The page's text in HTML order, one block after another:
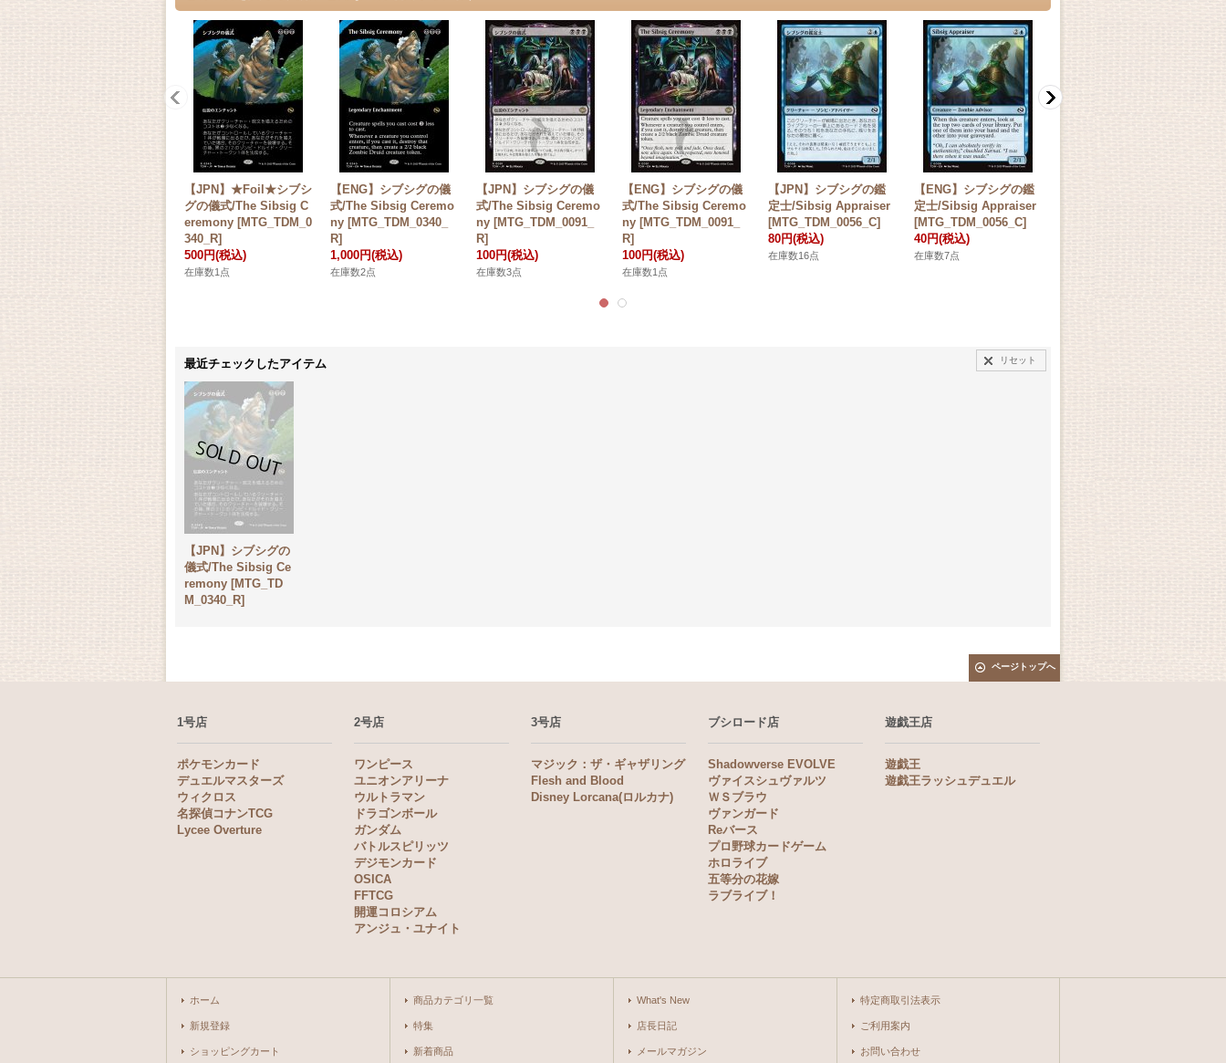
【JPN】★Foil★シブシ
グの儀式/The Sibsig C
eremony [MTG_TDM_0
340_R]
500円(税込)
在庫数1点
【ENG】シブシグの儀
式/The Sibsig Ceremo
ny [MTG_TDM_0340_
R]
1,000円(税込)
在庫数2点
【JPN】シブシグの儀
式/The Sibsig Ceremo
ny [MTG_TDM_0091_
R]
100円(税込)
在庫数3点
【ENG】シブシグの儀
式/The Sibsig Ceremo
ny [MTG_TDM_0091_
R]
100円(税込)
在庫数1点
【JPN】シブシグの鑑
定士/Sibsig Appraiser
[MTG_TDM_0056_C]
80円(税込)
在庫数16点
【ENG】シブシグの鑑
定士/Sibsig Appraiser
[MTG_TDM_0056_C]
40円(税込)
在庫数7点 在
最近チェックしたアイテム リセット
【JPN】シブシグの
儀式/The Sibsig Ce
remony [MTG_TD
M_0340_R]
ページトップへ
1号店
ポケモンカード
デュエルマスターズ
ウィクロス
名探偵コナンTCG
Lycee Overture
2号店
ワンピース
ユニオンアリーナ
ウルトラマン
ドラゴンボール
ガンダム
バトルスピリッツ
デジモンカード
OSICA
FFTCG
開運コロシアム
アンジュ・ユナイト
3号店
マジック：ザ・ギャザリング
Flesh and Blood
Disney Lorcana(ロルカナ)
ブシロード店
Shadowverse EVOLVE
ヴァイスシュヴァルツ
ＷＳブラウ
ヴァンガード
Reバース
プロ野球カードゲーム
ホロライブ
五等分の花嫁
ラブライブ！
遊戯王店
遊戯王
遊戯王ラッシュデュエル
ホーム
新規登録
ショッピングカート
商品カテゴリ一覧
特集
新着商品
What's New
店長日記
メールマガジン
特定商取引法表示
ご利用案内
お問い合わせ